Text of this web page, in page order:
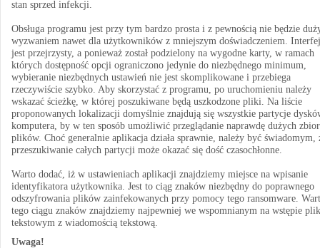
stan sprzed infekcji.
Obsługa programu jest przy tym bardzo prosta i z pewnością nie będzie
wyzwaniem nawet dla użytkowników z mniejszym doświadczeniem.
jest przejrzysty, a ponieważ został podzielony na wygodne karty, w ramach
których dostępność opcji ograniczono jedynie do niezbędnego minimum,
wybieranie niezbędnych ustawień nie jest skomplikowane i przebiega
rzeczywiście szybko. Aby skorzystać z programu, po uruchomieniu należy
wskazać ścieżkę, w której poszukiwane będą uszkodzone pliki. Na liście
proponowanych lokalizacji domyślnie znajdują się wszystkie partycje
komputera, by w ten sposób umożliwić przeglądanie naprawdę dużych
plików. Choć generalnie aplikacja działa sprawnie, należy być świadomym,
przeszukiwanie całych partycji może okazać się dość czasochłonne.
Warto dodać, iż w ustawieniach aplikacji znajdziemy miejsce na wpisanie
identyfikatora użytkownika. Jest to ciąg znaków niezbędny do poprawnego
odszyfrowania plików zainfekowanych przy pomocy tego ransomware.
tego ciągu znaków znajdziemy najpewniej we wspomnianym na wstępie
tekstowym z wiadomością tekstową.
Uwaga!